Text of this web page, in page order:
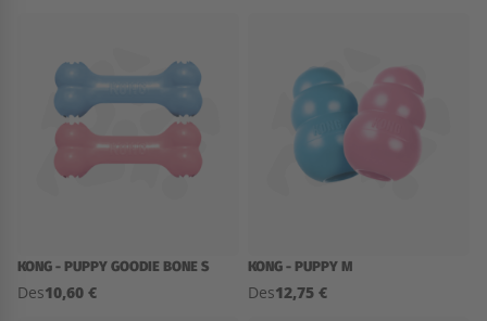
KONG - PUPPY GOODIE BONE S
Des10,60 €
KONG - PUPPY M
Des12,75 €